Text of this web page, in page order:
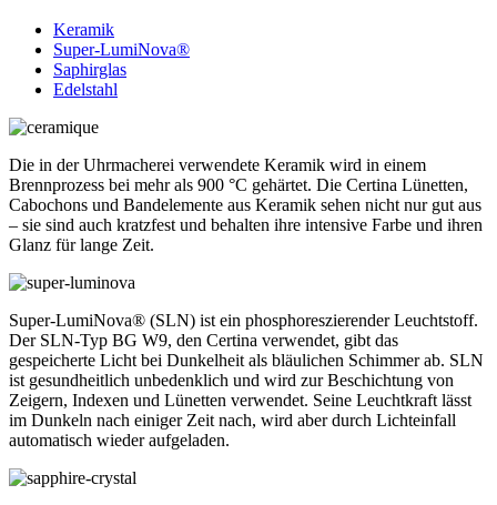
Keramik
Super-LumiNova®
Saphirglas
Edelstahl
Die in der Uhrmacherei verwendete Keramik wird in einem
Brennprozess bei mehr als 900 °C gehärtet. Die Certina Lünetten,
Cabochons und Bandelemente aus Keramik sehen nicht nur gut aus
– sie sind auch kratzfest und behalten ihre intensive Farbe und ihren
Glanz für lange Zeit.
Super-LumiNova® (SLN) ist ein phosphoreszierender Leuchtstoff.
Der SLN-Typ BG W9, den Certina verwendet, gibt das
gespeicherte Licht bei Dunkelheit als bläulichen Schimmer ab. SLN
ist gesundheitlich unbedenklich und wird zur Beschichtung von
Zeigern, Indexen und Lünetten verwendet. Seine Leuchtkraft lässt
im Dunkeln nach einiger Zeit nach, wird aber durch Lichteinfall
automatisch wieder aufgeladen.